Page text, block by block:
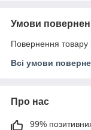
Умови
Повернення товару
Всі умови
Про нас
99% позитивних